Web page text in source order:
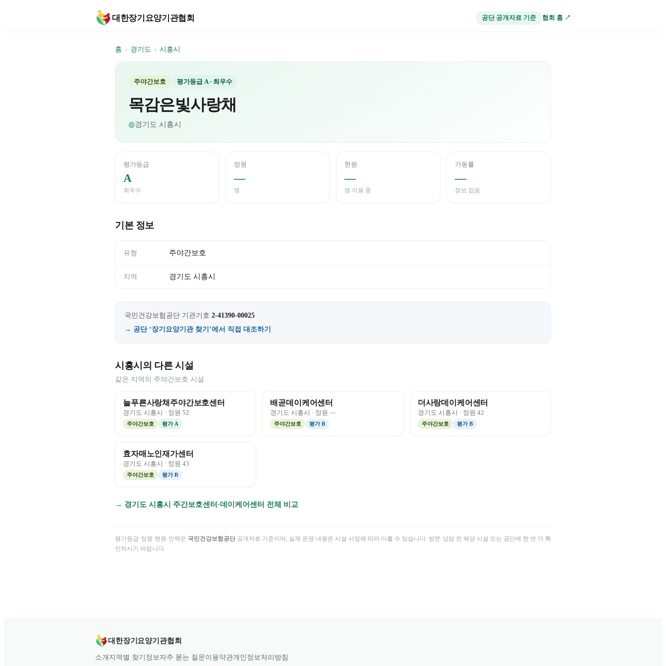
대한장기요양기관협회 공단 공개자료 기준 협회 홈 ↗
홈 › 경기도 › 시흥시
주야간보호 평가등급 A· 최우수
목감은빛사랑채
◍경기도 시흥시
평가등급
A
최우수
정원
—
명
현원
—
명 이용 중
가동률
—
정보 없음
기본 정보
유형 주야간보호
지역 경기도 시흥시
국민건강보험공단 기관기호 2-41390-00025
→ 공단 ‘장기요양기관 찾기’에서 직접 대조하기
시흥시의 다른 시설
같은 지역의 주야간보호 시설
늘푸른사랑채주야간보호센터
경기도 시흥시 · 정원 52
주야간보호 평가 A
배곧데이케어센터
경기도 시흥시 · 정원—
주야간보호 평가B
더사랑데이케어센터
경기도 시흥시 · 정원 42
주야간보호 평가B
효자매노인재가센터
경기도 시흥시 · 정원 43
주야간보호 평가B
→ 경기도 시흥시 주간보호센터·데이케어센터 전체 비교
평가등급·정원·현원·인력은 국민건강보험공단 공개자료 기준이며, 실제 운영 내용은 시설 사정에 따라 다를 수 있습니다. 방문·상담 전 해당 시설 또는 공단에 한 번 더 확
인하시기 바랍니다.
대한장기요양기관협회
소개 지역별 찾기 정보자주 묻는 질문이용약관개인정보처리방침